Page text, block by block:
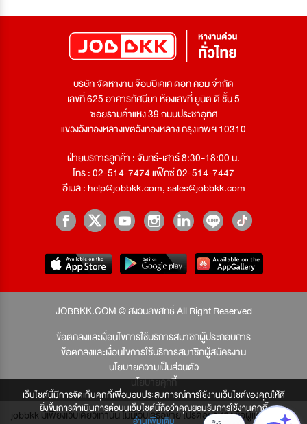
เว็บไซต์นี้มีการจัดเก็บคุกกี้เพื่อมอบประสบการณ์การใช้งานเว็บไซต์ของคุณให้ดี
ยิ่งขึ้นการดำเนินการต่อบนเว็บไซต์นี้ถือว่าคุณยอมรับการใช้งานคุกกี้
บริษัท จัดหางาน จ๊อบบีเคเค ดอท คอม จำกัด
เลขที่ 625 อาคารทัศนียา ห้องเลขที่ ยูนิต ดี ชั้น 5
ซอยรามคำแหง 39 ถนนประชาอุทิศ
แขวงวังทองหลางเขตวังทองหลาง กรุงเทพฯ 10310
ฝ่ายบริการลูกค้า : จันทร์-เสาร์ 8:30-18:00 น.
โทร : 02-514-7474 แฟ็กซ์ 02-514-7447
อีเมล :help@jobbkk.com,sales@jobbkk.com
JOBBKK.COM © สงวนลิขสิทธิ์ All Right Reserved
ข้อตกลงและเงื่อนไขการใช้บริการสมาชิกผู้ประกอบการ
ข้อตกลงและเงื่อนไขการใช้บริการสมาชิกผู้สมัครงาน
นโยบายความเป็นส่วนตัว
นโยบายคุกกี้
jobbkk มีเพียงเว็บเดียวเท่านั้น ไม่มีเว็บเครือข่าย โปรดอย่าหลงเชื่อผู้แอบอ้าง และ